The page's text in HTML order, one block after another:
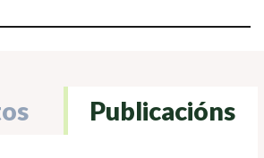
Publicacións